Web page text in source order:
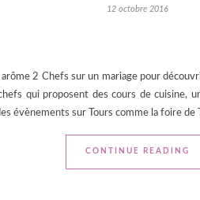
12 octobre 2016
2 Chefs sur un mariage pour
qui proposent des cours de cuisine,
évènements sur Tours comme la foire de
CONTINUE READING